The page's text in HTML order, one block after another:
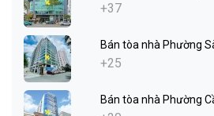
+37
Bán tòa nhà Phường
+25
Bán tòa nhà Phường